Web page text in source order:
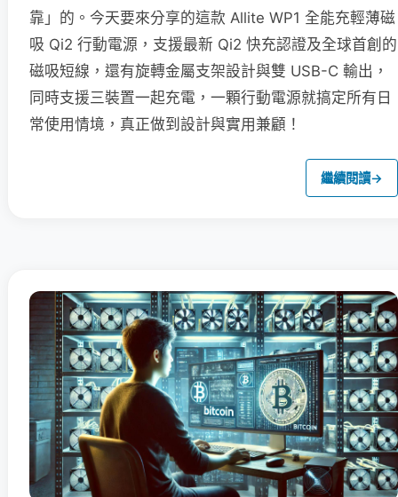
靠」的。今天要來分享的這款 Allite WP1 全能充輕薄磁
吸 Qi2 行動電源，支援最新 Qi2 快充認證及全球首創的
磁吸短線，還有旋轉金屬支架設計與雙 USB-C 輸出，
同時支援三裝置一起充電，一顆行動電源就搞定所有日
常使用情境，真正做到設計與實用兼顧！
繼續閱讀→